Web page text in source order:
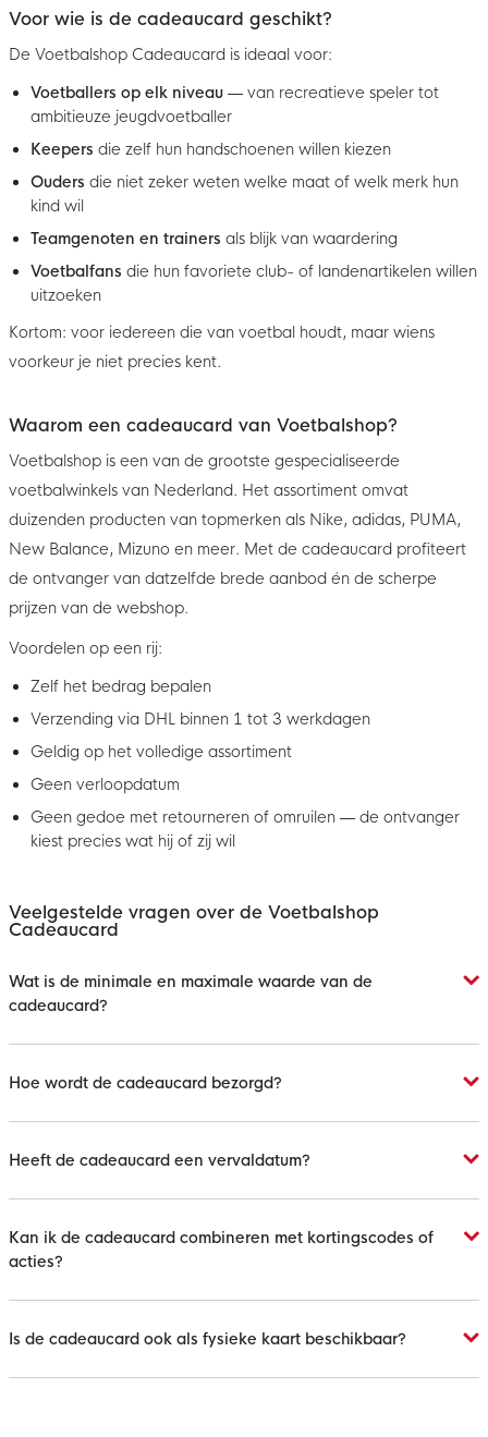
Voor wie is de cadeaucard geschikt?
De Voetbalshop Cadeaucard is ideaal voor:
Voetballers op elk niveau — van recreatieve speler tot
ambitieuze jeugdvoetballer
Keepers die zelf hun handschoenen willen kiezen
Ouders die niet zeker weten welke maat of welk merk hun
kind wil
Teamgenoten en trainers als blijk van waardering
Voetbalfans die hun favoriete club- of landenartikelen willen
uitzoeken
Kortom: voor iedereen die van voetbal houdt, maar wiens
voorkeur je niet precies kent.
Waarom een cadeaucard van Voetbalshop?
Voetbalshop is een van de grootste gespecialiseerde
voetbalwinkels van Nederland. Het assortiment omvat
duizenden producten van topmerken als Nike, adidas, PUMA,
New Balance, Mizuno en meer. Met de cadeaucard profiteert
de ontvanger van datzelfde brede aanbod én de scherpe
prijzen van de webshop.
Voordelen op een rij:
Zelf het bedrag bepalen
Verzending via DHL binnen 1 tot 3 werkdagen
Geldig op het volledige assortiment
Geen verloopdatum
Geen gedoe met retourneren of omruilen — de ontvanger
kiest precies wat hij of zij wil
Veelgestelde vragen over de Voetbalshop
Cadeaucard
Wat is de minimale en maximale waarde van de
cadeaucard?
Hoe wordt de cadeaucard bezorgd?
Heeft de cadeaucard een vervaldatum?
Kan ik de cadeaucard combineren met kortingscodes of
acties?
Is de cadeaucard ook als fysieke kaart beschikbaar?